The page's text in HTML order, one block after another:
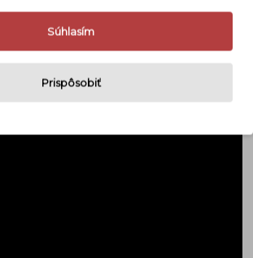
suchý zips. Brašna ma dvojité
komory a je možne ju uchitiť na
Súhlasím
Prispôsobiť